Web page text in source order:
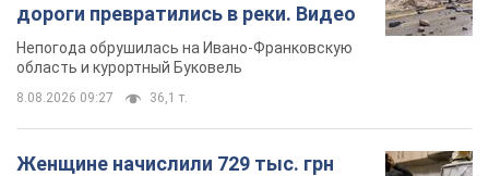
дороги превратились в реки. Видео
Непогода обрушилась на Ивано-Франковскую
область и курортный Буковель
8.08.2026 09:27 36,1 т.
Женщине начислили 729 тыс. грн